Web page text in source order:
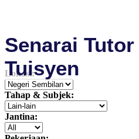
Senarai
Tuisyen
Lokasi:
Tahap & Subjek:
Jantina: